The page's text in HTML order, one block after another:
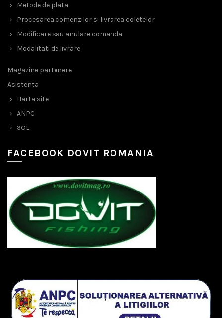
Metode de plata
Procesarea comenzilor si livrarea coletelor
Modificare sau anulare comanda
Modalitati de livrare
Magazine partenere
Asistenta
Harta site
ANPC
SOL
FACEBOOK DOVIT ROMANIA